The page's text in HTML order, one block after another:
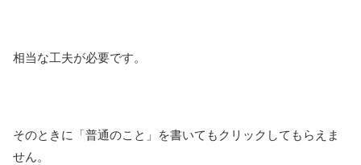
相当な工夫が必要です。
そのときに「普通のこと」を書いてもクリックしてもらえま
せん。